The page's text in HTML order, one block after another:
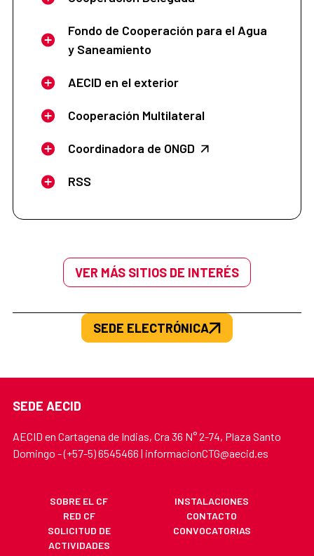
Fondo de Cooperación para el Agua
y Saneamiento
AECID en el exterior
Cooperación Multilateral
Coordinadora de ONGD
RSS
VER MÁS SITIOS DE INTERÉS
SEDE ELECTRÓNICA
SEDE AECID
AECID en Cartagena de Indias, Cra 36 N° 2-74, Plaza Santo
Domingo - (+57-5) 6545466 | informacionCTG@aecid.es
SOBRE EL CF
INSTALACIONES
RED CF
CONTACTO
SOLICITUD DE
ACTIVIDADES
CONVOCATORIAS